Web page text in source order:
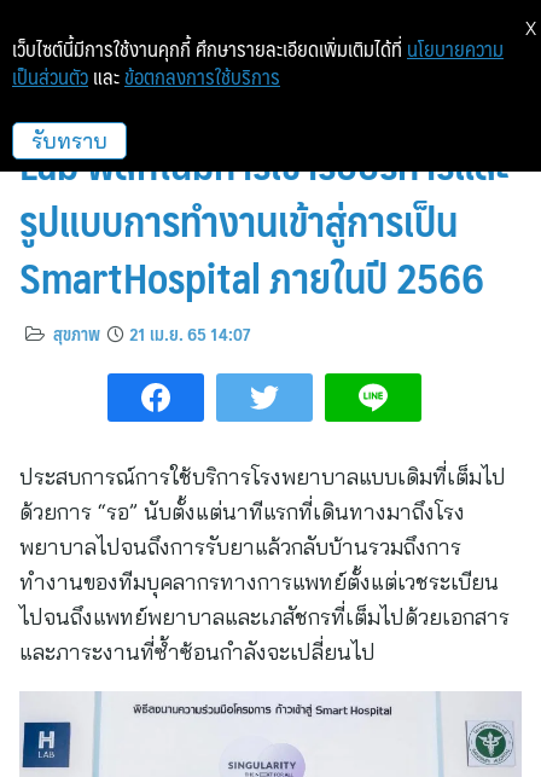
โรงพยาบาลสระบุรี จับมือกับ H
Lab พลิกโฉมการเข้ารับบริการและ
รูปแบบการทำงานเข้าสู่การเป็น
SmartHospital ภายในปี 2566
สุขภาพ 21 เม.ย. 65 14:07
ประสบการณ์การใช้บริการโรงพยาบาลแบบเดิมที่เต็มไป
ด้วยการ “รอ” นับตั้งแต่นาทีแรกที่เดินทางมาถึงโรง
พยาบาลไปจนถึงการรับยาแล้วกลับบ้านรวมถึงการ
ทำงานของทีมบุคลากรทางการแพทย์ตั้งแต่เวชระเบียน
ไปจนถึงแพทย์พยาบาลและเภสัชกรที่เต็มไปด้วยเอกสาร
และภาระงานที่ซ้ำซ้อนกำลังจะเปลี่ยนไป
เว็บไซต์นี้มีการใช้งานคุกกี้ ศึกษารายละเอียดเพิ่มเติมได้ที่ นโยบายความ
เป็นส่วนตัว และ ข้อตกลงการใช้บริการ
รับทราบ
X